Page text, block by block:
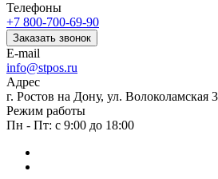
Телефоны
+7 800-700-69-90
Заказать звонок
E-mail
info@stpos.ru
Адрес
г. Ростов на Дону, ул. Волоколамская
Режим работы
Пн - Пт: с 9:00 до 18:00